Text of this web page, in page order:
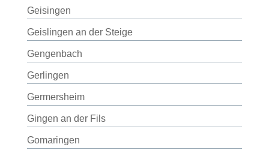
Geisingen
Geislingen an der Steige
Gengenbach
Gerlingen
Germersheim
Gingen an der Fils
Gomaringen